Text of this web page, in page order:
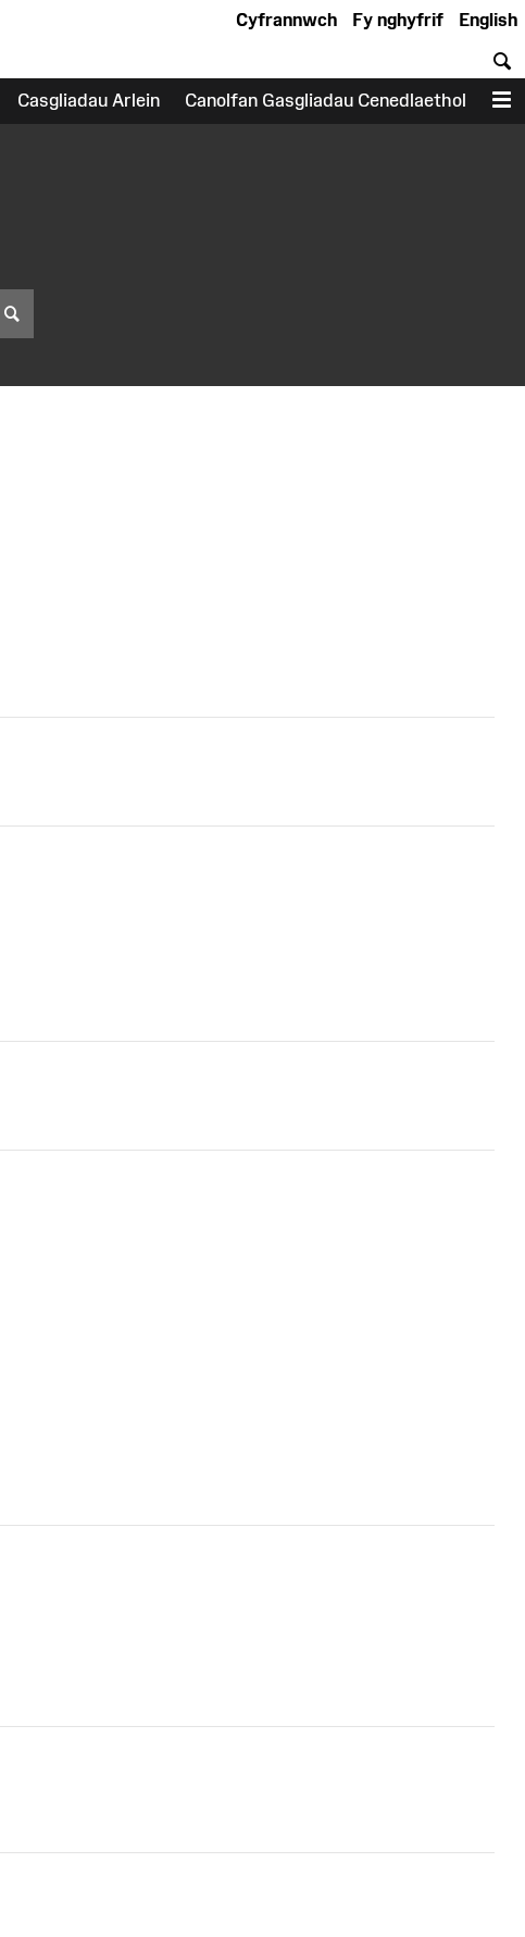
English
Fy nghyfrif
Cyfrannwch
Casgliadau Arlein Canolfan Gasgliadau Cenedlaethol